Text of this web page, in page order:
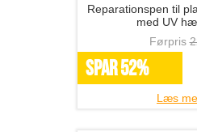
Reparationspen til
med UV
Førpris
SPAR 52%
Læs